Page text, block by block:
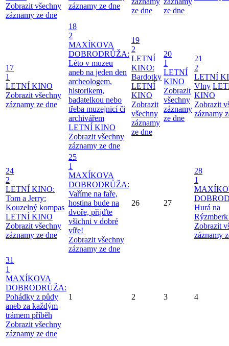
Zobrazit všechny
záznamy ze dne
záznamy ze dne
ze dne
ze dne
17
1
LETNÍ KINO
Zobrazit všechny
záznamy ze dne
18
2
MAXÍKOVA
DOBRODRŮŽA:
Léto v muzeu
aneb na jeden den
archeologem,
historikem,
badatelkou nebo
třeba muzejnicí či
archivářem
LETNÍ KINO
Zobrazit všechny
záznamy ze dne
19
2
LETNÍ
KINO:
Bardotky
LETNÍ
KINO
Zobrazit
všechny
záznamy
ze dne
20
1
LETNÍ
KINO
Zobrazit
všechny
záznamy
ze dne
21
2
LETNÍ
Vlny
KINO
Zobrazit
záznamy
24
2
LETNÍ KINO:
Tom a Jerry:
Kouzelný kompas
LETNÍ KINO
Zobrazit všechny
záznamy ze dne
25
1
MAXÍKOVA
DOBRODRŮŽA:
Vaříme na faře,
hostina bude na
dvoře, přijďte
všichni v dobré
víře!
Zobrazit všechny
záznamy ze dne
26 27
28
1
Hurá na
Zobrazit
záznamy
31
1
MAXÍKOVA
DOBRODRŮŽA:
Pohádky z půdy
aneb za každým
trámem příběh
Zobrazit všechny
záznamy ze dne
1 2 3 4